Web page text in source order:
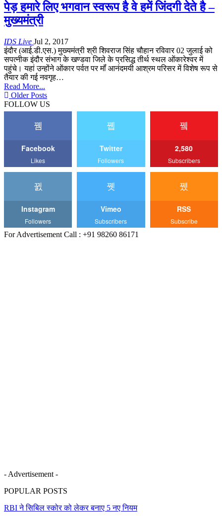
पेड़ हमारे लिए भगवान स्वरूप है वे हमें जिंदगी देते है –
मुख्यमंत्री
IDS Live Jul 2, 2017
इंदौर (आई.डी.एस.) मुख्यमंत्री श्री शिवराज सिंह चौहान रविवार 02 जुलाई को
सपत्नीक इंदौर संभाग के खण्डवा जिले के प्रसिद्ध तीर्थ स्थल ओंकारेश्वर में
पहुंचे। यहां उन्होंने ओंकार पर्वत पर मॉं आनंदमयी आश्रम परिसर में विशेष रूप से
तैयार की गई नवगृह…
Read More...
Older Posts
FOLLOW US
Facebook
Likes
Twitter
Followers
2,580
Subscribers
Instagram
Followers
Vimeo
Subscribers
RSS
Subscribe
For Advertisement Call : +91 98260 86171
- Advertisement -
POPULAR POSTS
RBI ने सिबिल स्कोर को लेकर बनाए 5 नए नियम